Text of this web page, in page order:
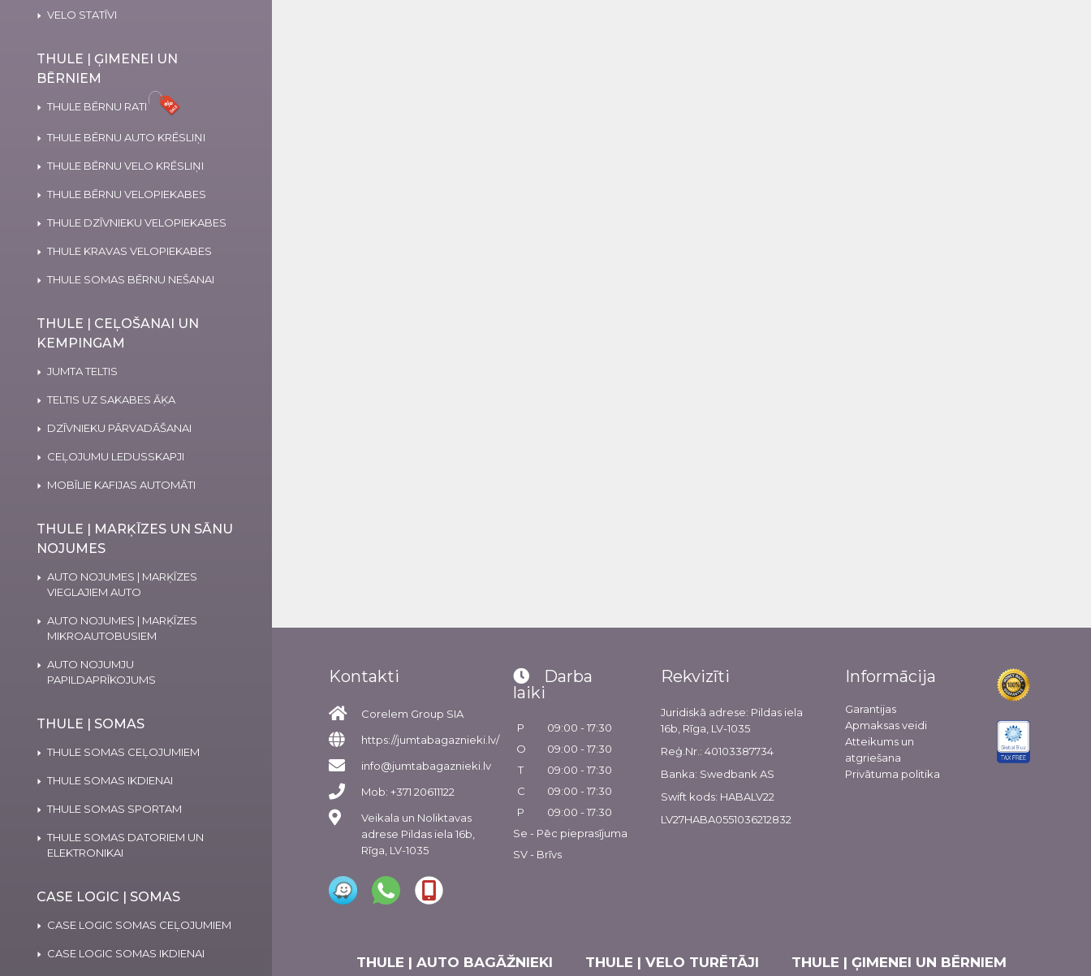
VELO STATĪVI
THULE | ĢIMENEI UN
BĒRNIEM
THULE BĒRNU RATI
THULE BĒRNU AUTO KRĒSLIŅI
THULE BĒRNU VELO KRĒSLIŅI
THULE BĒRNU VELOPIEKABES
THULE DZĪVNIEKU VELOPIEKABES
THULE KRAVAS VELOPIEKABES
THULE SOMAS BĒRNU NEŠANAI
THULE | CEĻOŠANAI UN
KEMPINGAM
JUMTA TELTIS
TELTIS UZ SAKABES ĀĶA
DZĪVNIEKU PĀRVADĀŠANAI
CEĻOJUMU LEDUSSKAPJI
MOBĪLIE KAFIJAS AUTOMĀTI
THULE | MARĶĪZES UN SĀNU
NOJUMES
AUTO NOJUMES | MARĶĪZES
VIEGLAJIEM AUTO
AUTO NOJUMES | MARĶĪZES
MIKROAUTOBUSIEM
AUTO NOJUMJU
PAPILDAPRĪKOJUMS
THULE | SOMAS
THULE SOMAS CEĻOJUMIEM
THULE SOMAS IKDIENAI
THULE SOMAS SPORTAM
THULE SOMAS DATORIEM UN
ELEKTRONIKAI
CASE LOGIC | SOMAS
CASE LOGIC SOMAS CEĻOJUMIEM
CASE LOGIC SOMAS IKDIENAI
Kontakti
Corelem Group SIA
https://jumtabagaznieki.lv/
info@jumtabagaznieki.lv
Mob: +371 20611122
Veikala un Noliktavas
adrese Pildas iela 16b,
Rīga, LV-1035
Darba
laiki
P
09:00 - 17:30
O
09:00 - 17:30
T
09:00 - 17:30
C
09:00 - 17:30
P
09:00 - 17:30
Se - Pēc pieprasījuma
SV - Brīvs
Rekvizīti
Juridiskā adrese: Pildas iela
16b, Rīga, LV-1035
Reģ.Nr.: 40103387734
Banka: Swedbank AS
Swift kods: HABALV22
LV27HABA0551036212832
Informācija
Garantijas
Apmaksas veidi
Atteikums un
atgriešana
Privātuma politika
THULE | AUTO BAGĀŽNIEKI THULE | VELO TURĒTĀJI THULE | ĢIMENEI UN BĒRNIEM